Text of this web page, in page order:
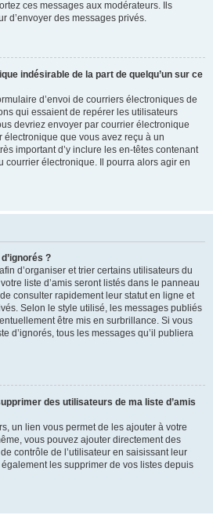
ces messages aux modérateurs. Ils
d’envoyer des messages privés.
indésirable de la part de quelqu’un sur ce
d’envoi de courriers électroniques de
qui essaient de repérer les utilisateurs
devriez envoyer par courrier électronique
que vous avez reçu à un
important d’y inclure les en-têtes contenant
courrier électronique. Il pourra alors agir en
?
d’organiser et trier certains utilisateurs du
liste d’amis seront listés dans le panneau
consulter rapidement leur statut en ligne et
Selon le style utilisé, les messages publiés
être mis en surbrillance. Si vous
d’ignorés, tous les messages qu’il publiera
des utilisateurs de ma liste d’amis
un lien vous permet de les ajouter à votre
vous pouvez ajouter directement des
contrôle de l’utilisateur en saisissant leur
les supprimer de vos listes depuis